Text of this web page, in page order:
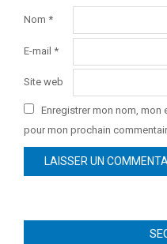
Nom *
E-mail *
Site web
Enregistrer mon nom, mon
pour mon prochain